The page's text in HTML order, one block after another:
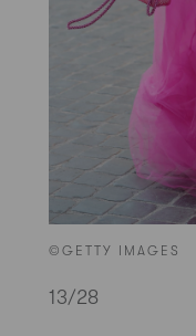
©GETTY IMAGES
13/28